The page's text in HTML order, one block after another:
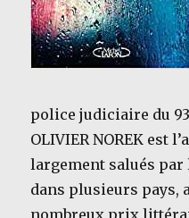
police judiciaire du
OLIVIER NOREK est
largement salués
dans plusieurs pays,